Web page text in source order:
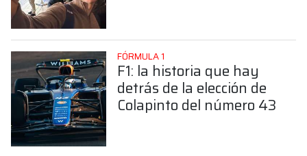
FÓRMULA 1
F1: la historia que hay
detrás de la elección de
Colapinto del número 43